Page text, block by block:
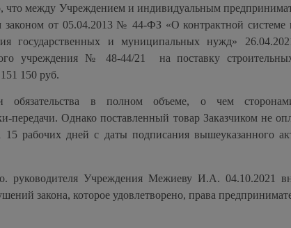
что между Учреждением и индивидуальным
законом от 05.04.2013 № 44-ФЗ «О контрактной системе
государственных и муниципальных нужд»
учреждения № 48-44/21 на поставку
150 руб.
обязательства в полном объеме, о чем
передачи. Однако поставленный товар Заказчиком не
15 рабочих дней с даты подписания вышеуказанного
руководителя Учреждения Межиеву И.А. 04.10.2021
закона, которое удовлетворено, права